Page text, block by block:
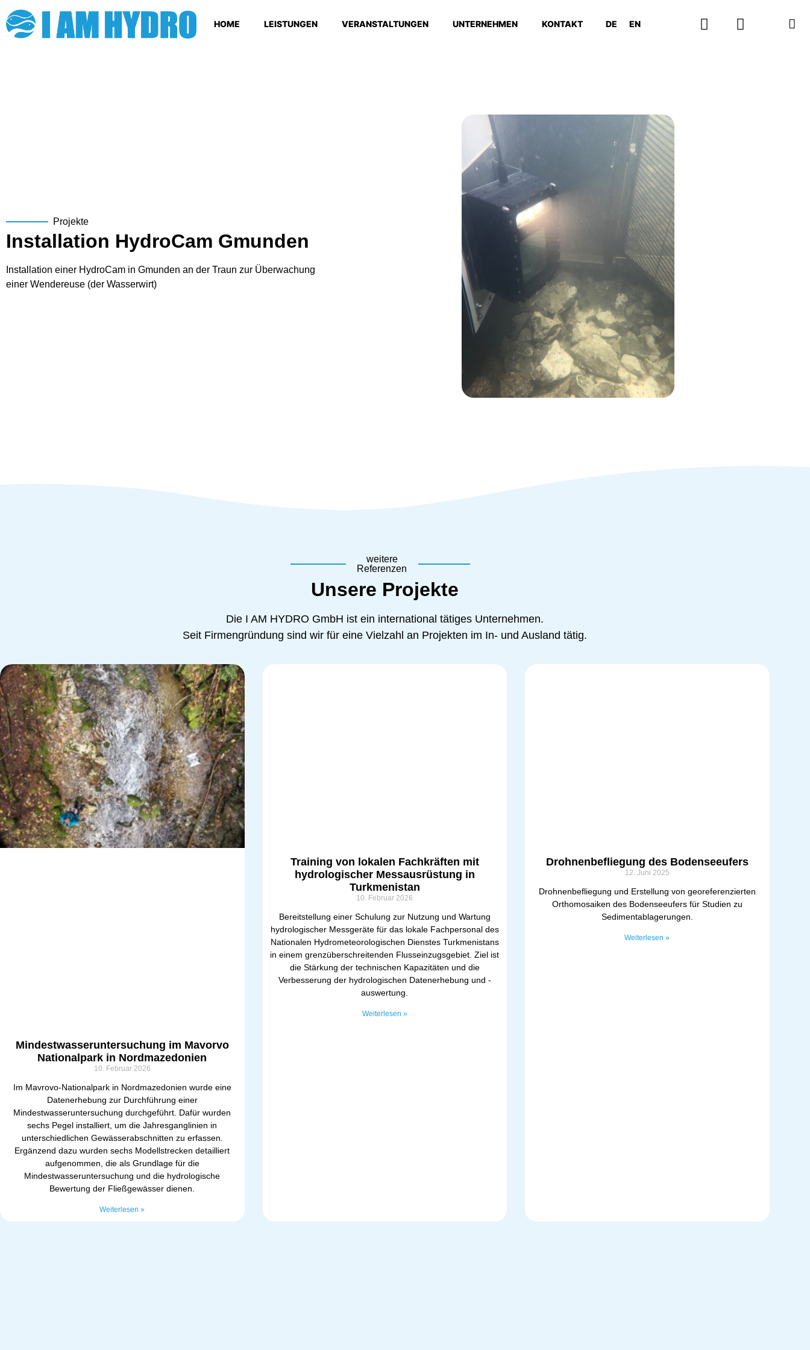
HOME LEISTUNGEN VERANSTALTUNGEN UNTERNEHMEN KONTAKT DE EN
Projekte
Installation HydroCam Gmunden
Installation einer HydroCam in Gmunden an der Traun zur Überwachung
einer Wendereuse (der Wasserwirt)
weitere
Referenzen
Unsere Projekte
Die I AM HYDRO GmbH ist ein international tätiges Unternehmen.
Seit Firmengründung sind wir für eine Vielzahl an Projekten im In- und Ausland tätig.
Mindestwasseruntersuchung im Mavorvo
Nationalpark in Nordmazedonien
10. Februar 2026
Im Mavrovo-Nationalpark in Nordmazedonien wurde eine
Datenerhebung zur Durchführung einer
Mindestwasseruntersuchung durchgeführt. Dafür wurden
sechs Pegel installiert, um die Jahresganglinien in
unterschiedlichen Gewässerabschnitten zu erfassen.
Ergänzend dazu wurden sechs Modellstrecken detailliert
aufgenommen, die als Grundlage für die
Mindestwasseruntersuchung und die hydrologische
Bewertung der Fließgewässer dienen.
Weiterlesen »
Training von lokalen Fachkräften mit
hydrologischer Messausrüstung in
Turkmenistan
10. Februar 2026
Bereitstellung einer Schulung zur Nutzung und Wartung
hydrologischer Messgeräte für das lokale Fachpersonal des
Nationalen Hydrometeorologischen Dienstes Turkmenistans
in einem grenzüberschreitenden Flusseinzugsgebiet. Ziel ist
die Stärkung der technischen Kapazitäten und die
Verbesserung der hydrologischen Datenerhebung und -
auswertung.
Weiterlesen »
Drohnenbefliegung des Bodenseeufers
12. Juni 2025
Drohnenbefliegung und Erstellung von georeferenzierten
Orthomosaiken des Bodenseeufers für Studien zu
Sedimentablagerungen.
Weiterlesen »